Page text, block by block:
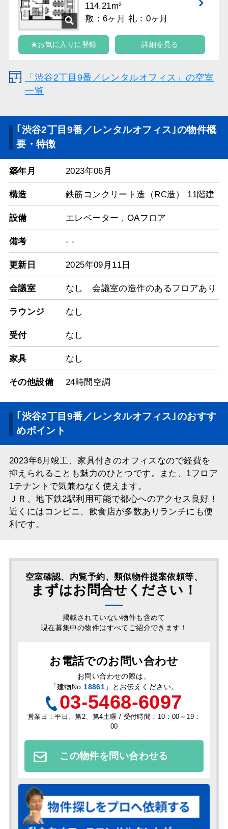
114.21m²
敷：6ヶ月 礼：0ヶ月
★お気に入りに登録 詳細を見る
「渋谷2丁目9番／レンタルオフィス」の空室
一覧
｢渋谷2丁目9番／レンタルオフィス｣の物件概
要・特徴
築年月 2023年06月
構造 鉄筋コンクリート造（RC造） 11階建
設備 エレベーター , OAフロア
備考 - -
更新日 2025年09月11日
会議室 なし 会議室の造作のあるフロアあり
ラウンジ なし
受付 なし
家具 なし
その他設備 24時間空調
｢渋谷2丁目9番／レンタルオフィス｣のおすす
めポイント
2023年6月竣工、家具付きのオフィスなので経費を
抑えられることも魅力のひとつです。また、1フロア
1テナントで気兼ねなく使えます。
ＪＲ、地下鉄2駅利用可能で都心へのアクセス良好！
近くにはコンビニ、飲食店が多数ありランチにも便
利です。
空室確認、内覧予約、類似物件提案依頼等、
まずはお問合せください！
掲載されていない物件も含めて
現在募集中の物件はすべてご紹介できます！
お電話でのお問い合わせ
お問い合わせの際は、
「建物No. 18861 」とお伝えください。
03-5468-6097
営業日：平日、第2、第4土曜 / 受付時間：10：00～19：
00
この物件を問い合わせる